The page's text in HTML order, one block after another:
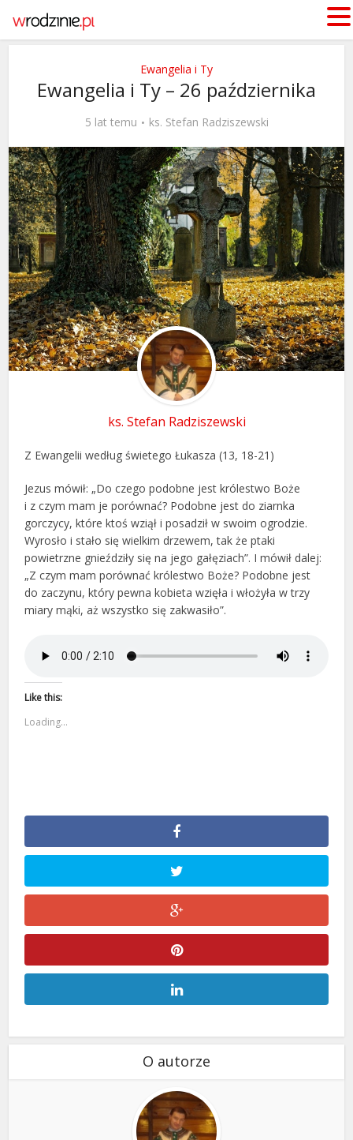
Ewangelia i Ty
Ewangelia i Ty – 26 października
5 lat temu ks. Stefan Radziszewski
ks. Stefan Radziszewski
Z Ewangelii według świetego Łukasza (13, 18-21)
Jezus mówił: „Do czego podobne jest królestwo Boże
i z czym mam je porównać? Podobne jest do ziarnka
gorczycy, które ktoś wziął i posadził w swoim ogrodzie.
Wyrosło i stało się wielkim drzewem, tak że ptaki
powietrzne gnieździły się na jego gałęziach”. I mówił dalej:
„Z czym mam porównać królestwo Boże? Podobne jest
do zaczynu, który pewna kobieta wzięła i włożyła w trzy
miary mąki, aż wszystko się zakwasiło”.
Like this:
Loading...
O autorze